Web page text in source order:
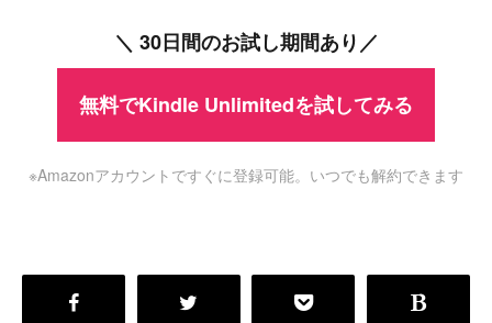
＼ 30日間のお試し期間あり／
無料でKindle Unlimitedを試してみる
※Amazonアカウントですぐに登録可能。いつでも解約できます